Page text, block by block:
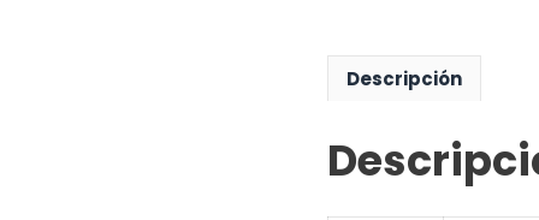
Descripción